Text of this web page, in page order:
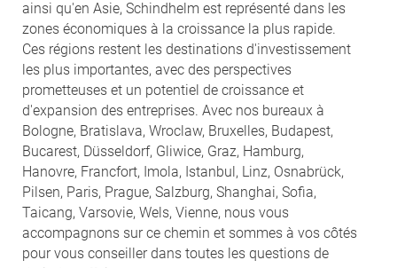
ainsi qu'en Asie, Schindhelm est représenté dans les
zones économiques à la croissance la plus rapide.
Ces régions restent les destinations d'investissement
les plus importantes, avec des perspectives
prometteuses et un potentiel de croissance et
d'expansion des entreprises. Avec nos bureaux à
Bologne, Bratislava, Wroclaw, Bruxelles, Budapest,
Bucarest, Düsseldorf, Gliwice, Graz, Hamburg,
Hanovre, Francfort, Imola, Istanbul, Linz, Osnabrück,
Pilsen, Paris, Prague, Salzburg, Shanghai, Sofia,
Taicang, Varsovie, Wels, Vienne, nous vous
accompagnons sur ce chemin et sommes à vos côtés
pour vous conseiller dans toutes les questions de